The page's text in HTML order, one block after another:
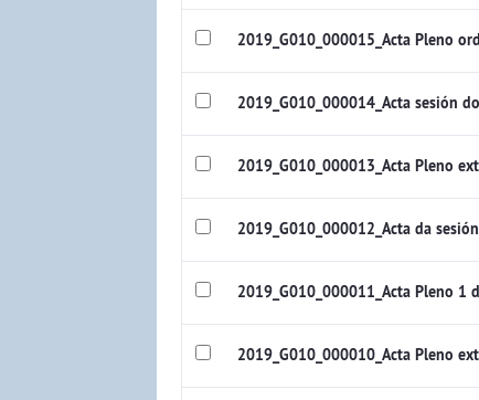
2019_G010_000015_Acta Pleno
2019_G010_000014_Acta sesión
2019_G010_000013_Acta Pleno
2019_G010_000012_Acta da
2019_G010_000011_Acta Pleno 1
2019_G010_000010_Acta Pleno